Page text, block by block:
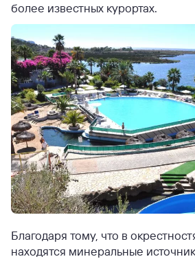
более известных курортах.
Благодаря тому, что в
находятся минеральные